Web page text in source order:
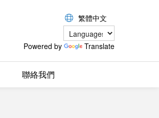
繁體中文
Powered by Translate
聯絡我們